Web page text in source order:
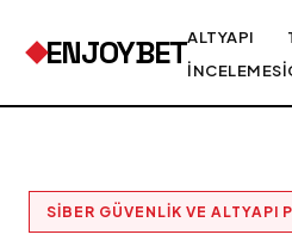
ENJOYBETALTYAPI
İNCELEMESI
SIBER GÜVENLIK VE ALTYAPI